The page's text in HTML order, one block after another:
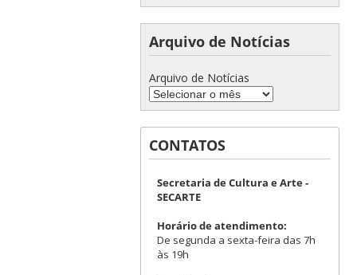
Arquivo de Notícias
Arquivo de Notícias
CONTATOS
Secretaria de Cultura e Arte -
SECARTE
Horário de atendimento:
De segunda a sexta-feira das 7h
às 19h